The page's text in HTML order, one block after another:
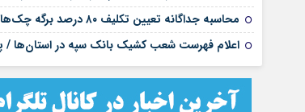
محاسبه جداگانه تعیین تکلیف ۸۰ درصد برگه چک‌های کاغذی و الکترونیکی هنگام درخواست دسته چک
اعلام فهرست شعب کشیک بانک سپه در استان‌ها /